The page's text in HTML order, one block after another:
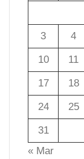
3 4
10 11
17 18
24 25
31
« Mar